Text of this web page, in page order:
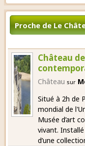
Proche de Le
Château
Château sur
Situé à 2h de
mondial de
Musée d’art
vivant.
d’une